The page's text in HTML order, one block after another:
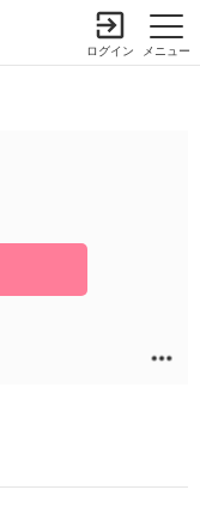
メニュー
ログイン